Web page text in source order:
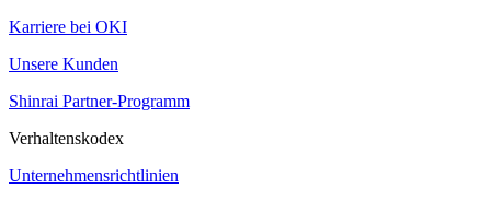
Karriere bei OKI
Unsere Kunden
Shinrai Partner-Programm
Verhaltenskodex
Unternehmensrichtlinien